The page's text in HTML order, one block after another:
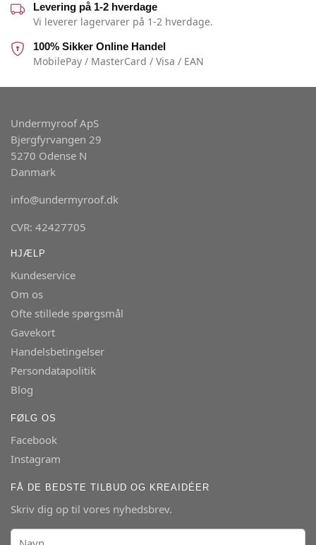
Levering på 1-2 hverdage
Vi leverer lagervarer på 1-2 hverdage.
100% Sikker Online Handel
MobilePay / MasterCard / Visa / EAN
Undermyroof ApS
Bjergfyrvangen 29
5270 Odense N
Danmark
info@undermyroof.dk
CVR: 42427705
HJÆLP
Kundeservice
Om os
Ofte stillede spørgsmål
Gavekort
Handelsbetingelser
Persondatapolitik
Blog
FØLG OS
Facebook
Instagram
FÅ DE BEDSTE TILBUD OG KREAIDÉER
Skriv dig op til vores nyhedsbrev.